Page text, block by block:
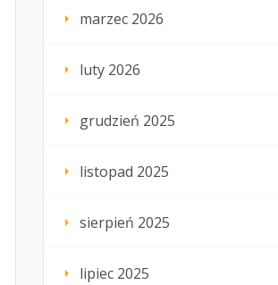
marzec 2026
luty 2026
grudzień 2025
listopad 2025
sierpień 2025
lipiec 2025